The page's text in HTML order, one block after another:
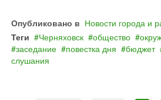
Опубликовано в Новости города и
Теги
Черняховск общество
заседание
повестка дня бюджет
слушания